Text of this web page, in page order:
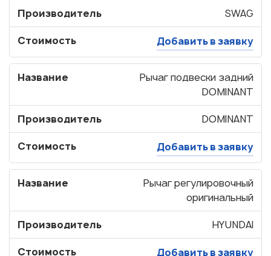
Производитель SWAG
Стоимость Добавить в заявку
Название
Рычаг подвески задний
DOMINANT
Производитель DOMINANT
Стоимость Добавить в заявку
Название
Рычаг регулировочный
оригинальный
Производитель HYUNDAI
Стоимость Добавить в заявку